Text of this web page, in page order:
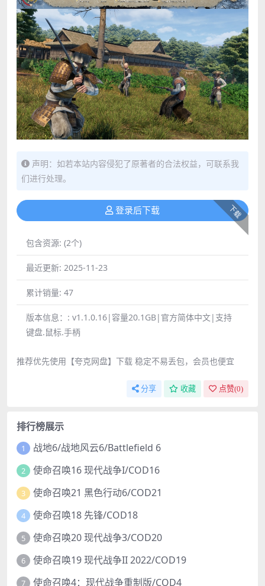
声明：如若本站内容侵犯了原著者的合法权益，可联系我
们进行处理。
下载
登录后下载
包含资源: (2个)
最近更新: 2025-11-23
累计销量: 47
版本信息：: v1.1.0.16|容量20.1GB|官方简体中文|支持
键盘.鼠标.手柄
推荐优先使用【夸克网盘】下载 稳定不易丢包，会员也便宜
分享 收藏 点赞(0)
排行榜展示
1 战地6/战地风云6/Battlefield 6
2 使命召唤16 现代战争I/COD16
3 使命召唤21 黑色行动6/COD21
4 使命召唤18 先锋/COD18
5 使命召唤20 现代战争3/COD20
6 使命召唤19 现代战争II 2022/COD19
7 使命召唤4：现代战争重制版/COD4